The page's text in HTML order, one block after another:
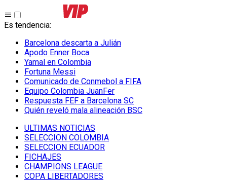
Es tendencia:
Barcelona descarta a Julián
Apodo Enner Boca
Yamal en Colombia
Fortuna Messi
Comunicado de Conmebol a FIFA
Equipo Colombia JuanFer
Respuesta FEF a Barcelona SC
Quién reveló mala alineación BSC
ULTIMAS NOTICIAS
SELECCION COLOMBIA
SELECCION ECUADOR
FICHAJES
CHAMPIONS LEAGUE
COPA LIBERTADORES